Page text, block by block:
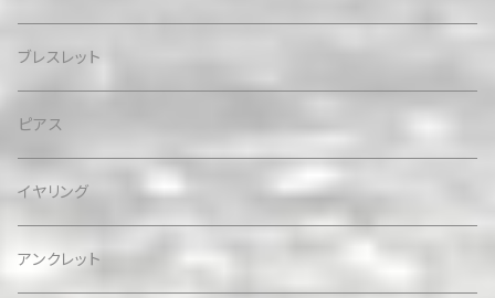
ブレスレット
ピアス
イヤリング
アンクレット